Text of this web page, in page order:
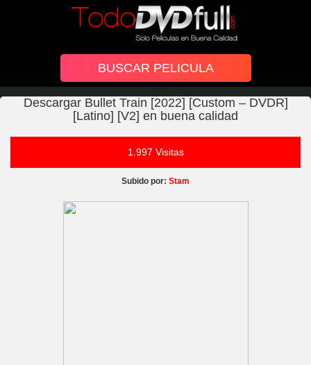
Descargar Bullet Train [2022] [Custom – DVDR]
[Latino] [V2] en buena calidad
1.997 Visitas
Subido por: Stam